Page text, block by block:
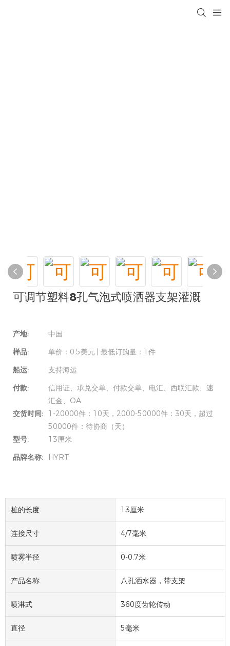
可调节塑料8孔气泡式喷洒器支架灌溉
产地:
中国
样品:
单价：0.5美元 | 最低订购量：1件
船运:
支持海运
付款:
信用证、承兑交单、付款交单、电汇、西联汇款、速
汇金、OA
交货时间:
1-20000件：10天，2000-50000件：30天，超过
50000件：待协商（天）
型号:
13厘米
品牌名称:
HYRT
桩的长度 13厘米
连接尺寸 4/7毫米
喷雾半径 0-0.7米
产品名称 八孔洒水器，带支架
喷淋式 360度齿轮传动
直径 5毫米